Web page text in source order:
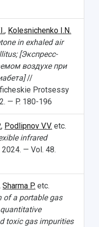
, Kolesnichenko I.N.
in exhaled air
[Экспресс-
воздухе при
//
Protsessy
— P. 180-196
, Podlipnov V.V. etc.
infrared
— Vol. 48.
Sharma P. etc.
of a portable gas
toxic gas impurities